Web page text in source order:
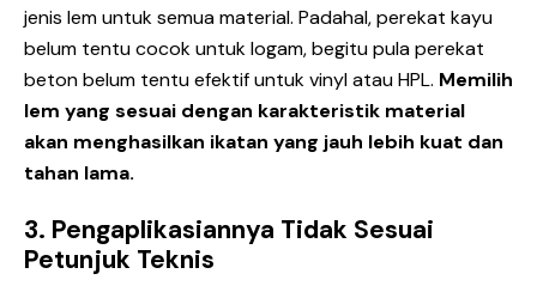
jenis lem untuk semua material. Padahal, perekat kayu
belum tentu cocok untuk logam, begitu pula perekat
beton belum tentu efektif untuk vinyl atau HPL. Memilih
lem yang sesuai dengan karakteristik material
akan menghasilkan ikatan yang jauh lebih kuat dan
tahan lama.
3. Pengaplikasiannya Tidak Sesuai
Petunjuk Teknis